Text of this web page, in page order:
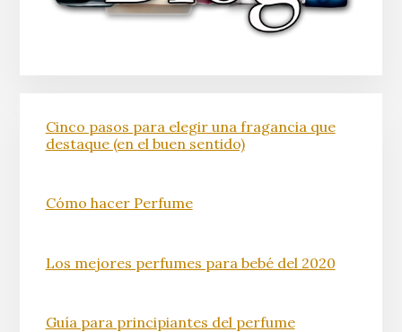
Cinco pasos para elegir una fragancia que
destaque (en el buen sentido)
Cómo hacer Perfume
Los mejores perfumes para bebé del 2020
Guía para principiantes del perfume